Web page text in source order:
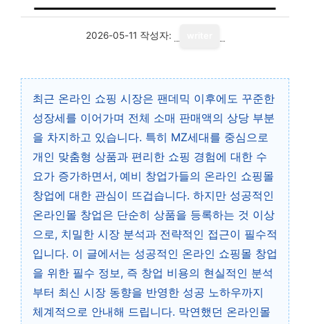
2026-05-11 작성자:
최근 온라인 쇼핑 시장은 팬데믹 이후에도 꾸준한
성장세를 이어가며 전체 소매 판매액의 상당 부분
을 차지하고 있습니다. 특히 MZ세대를 중심으로
개인 맞춤형 상품과 편리한 쇼핑 경험에 대한 수
요가 증가하면서, 예비 창업가들의 온라인 쇼핑몰
창업에 대한 관심이 뜨겁습니다. 하지만 성공적인
온라인몰 창업은 단순히 상품을 등록하는 것 이상
으로, 치밀한 시장 분석과 전략적인 접근이 필수적
입니다. 이 글에서는 성공적인 온라인 쇼핑몰 창업
을 위한 필수 정보, 즉 창업 비용의 현실적인 분석
부터 최신 시장 동향을 반영한 성공 노하우까지
체계적으로 안내해 드립니다. 막연했던 온라인몰